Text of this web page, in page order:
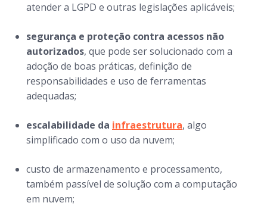
atender a LGPD e outras legislações aplicáveis;
segurança e proteção contra acessos não
autorizados, que pode ser solucionado com a
adoção de boas práticas, definição de
responsabilidades e uso de ferramentas
adequadas;
escalabilidade da infraestrutura, algo
simplificado com o uso da nuvem;
custo de armazenamento e processamento,
também passível de solução com a computação
em nuvem;